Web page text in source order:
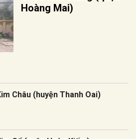
Hoàng Mai)
Châu (huyện Thanh Oai)